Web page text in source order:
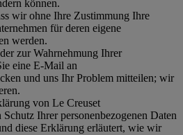
können.
wir ohne Ihre Zustimmung Ihre
für deren eigene
werden.
zur Wahrnehmung Ihrer
eine E-Mail an
und uns Ihr Problem mitteilen; wir
von Le Creuset
Ihrer personenbezogenen Daten
diese Erklärung erläutert, wie wir